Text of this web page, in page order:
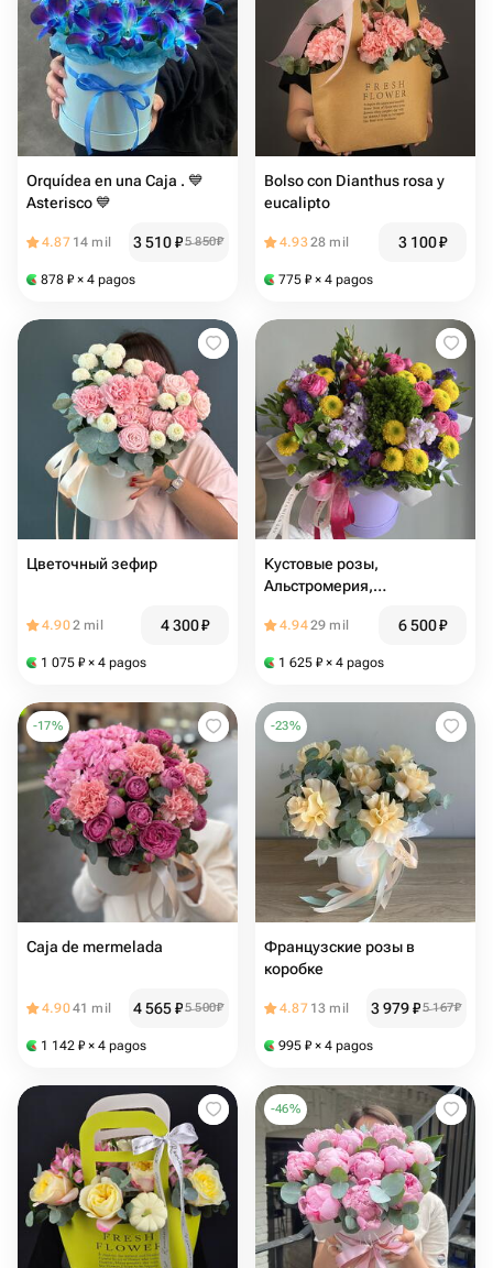
Orquídea en una Caja . 💙
Asterisco 💙
4.87 14 mil 3 510₽5 850₽
878 ₽ × 4 pagos
Bolso con Dianthus rosa y
eucalipto
4.9328 mil 3 100₽
775 ₽ × 4 pagos
Цветочный зефир
4.902 mil 4 300₽
1 075 ₽ × 4 pagos
Кустовые розы,
Альстромерия,
коробке «Тот самый
4.9429 mil 6 500₽
1 625 ₽ × 4 pagos
-17%
Caja de mermelada
4.9041 mil 4 565₽5 500₽
1 142 ₽ × 4 pagos
-23%
Французские розы в
коробке
4.87 13 mil 3 979₽5 167₽
995 ₽ × 4 pagos
-46%